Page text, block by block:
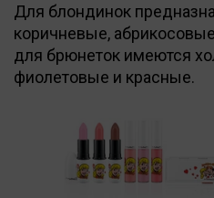
Для блондинок
коричневые,
для брюнеток имеются
фиолетовые и красные.